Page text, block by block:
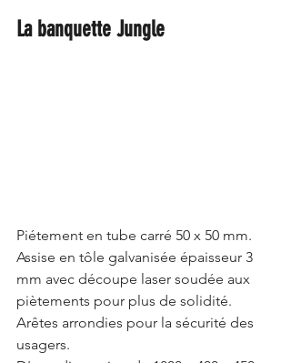
La banquette Jungle
Piétement en tube carré 50 x 50 mm.
Assise en tôle galvanisée épaisseur 3
mm avec découpe laser soudée aux
piètements pour plus de solidité.
Arêtes arrondies pour la sécurité des
usagers.